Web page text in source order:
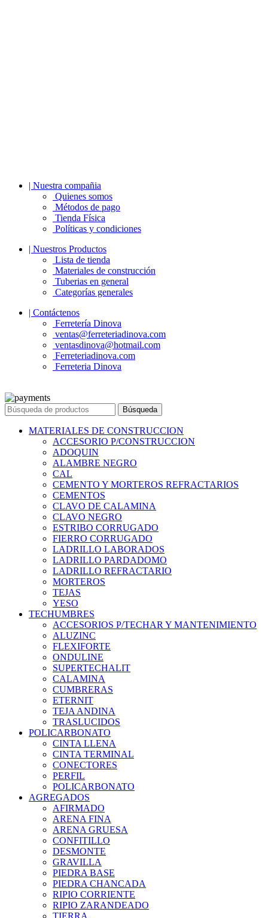
| Nuestra compañia
Quienes somos
Métodos de pago
Tienda Física
Políticas y condiciones
| Nuestros Productos
Lista de tienda
Materiales de construcción
Tuberias en general
Categorías generales
| Contáctenos
Ferretería Dinova
ventas@ferreteriadinova.com
ventasdinova@hotmail.com
Ferreteriadinova.com
Ferreteria Dinova
Búsqueda
MATERIALES DE CONSTRUCCION
ACCESORIO P/CONSTRUCCION
ADOQUIN
ALAMBRE NEGRO
CAL
CEMENTO Y MORTEROS REFRACTARIOS
CEMENTOS
CLAVO DE CALAMINA
CLAVO NEGRO
ESTRIBO CORRUGADO
FIERRO CORRUGADO
LADRILLO LABORADOS
LADRILLO PARDADOMO
LADRILLO REFRACTARIO
MORTEROS
TEJAS
YESO
TECHUMBRES
ACCESORIOS P/TECHAR Y MANTENIMIENTO
ALUZINC
FLEXIFORTE
ONDULINE
SUPERTECHALIT
CALAMINA
CUMBRERAS
ETERNIT
TEJA ANDINA
TRASLUCIDOS
POLICARBONATO
CINTA LLENA
CINTA TERMINAL
CONECTORES
PERFIL
POLICARBONATO
AGREGADOS
AFIRMADO
ARENA FINA
ARENA GRUESA
CONFITILLO
DESMONTE
GRAVILLA
PIEDRA BASE
PIEDRA CHANCADA
RIPIO CORRIENTE
RIPIO ZARANDEADO